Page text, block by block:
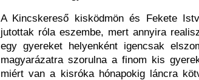
A Kincskereső kisködmön és Fekete
jutottak róla eszembe, mert annyira
egy gyereket helyenként igencsak
magyarázatra szorulna a finom kis
miért van a kisróka hónapokig láncra